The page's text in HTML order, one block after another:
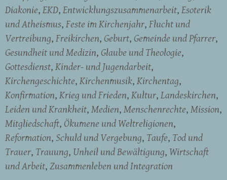
Diakonie EKD Entwicklungszusammenarbeit Esoterik
und Atheismus Feste im Kirchenjahr Flucht und
Vertreibung Freikirchen Geburt Gemeinde und Pfarrer
Gesundheit und Medizin Glaube und Theologie
Gottesdienst Kinder- und Jugendarbeit
Kirchengeschichte Kirchenmusik Kirchentag
Konfirmation Krieg und Frieden Kultur Landeskirchen
Leiden und Krankheit Medien Menschenrechte Mission
Mitgliedschaft Ökumene und Weltreligionen
Reformation Schuld und Vergebung Taufe Tod und
Trauer Trauung Unheil und Bewältigung Wirtschaft
und Arbeit Zusammenleben und Integration